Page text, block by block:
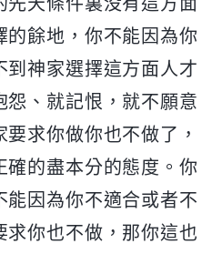
餘地，你不能因為你
到神家選擇這方面人才
怨、就記恨，就不願意
求你做你也不做了，
的盡本分的態度。你
能因為你不適合或者不
你也不做，那你這也